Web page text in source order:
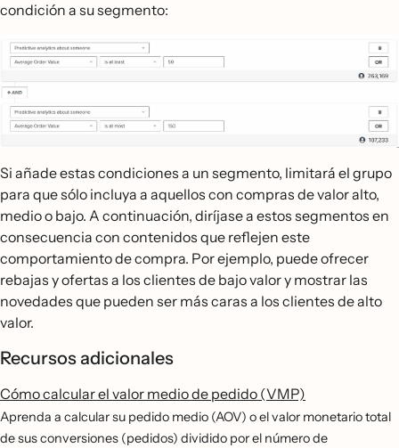
condición a su segmento:
Si añade estas condiciones a un segmento, limitará el grupo
para que sólo incluya a aquellos con compras de valor alto,
medio o bajo. A continuación, diríjase a estos segmentos en
consecuencia con contenidos que reflejen este
comportamiento de compra. Por ejemplo, puede ofrecer
rebajas y ofertas a los clientes de bajo valor y mostrar las
novedades que pueden ser más caras a los clientes de alto
valor.
Recursos adicionales
Cómo calcular el valor medio de pedido (VMP)
Aprenda a calcular su pedido medio (AOV) o el valor monetario total
de sus conversiones (pedidos) dividido por el número de